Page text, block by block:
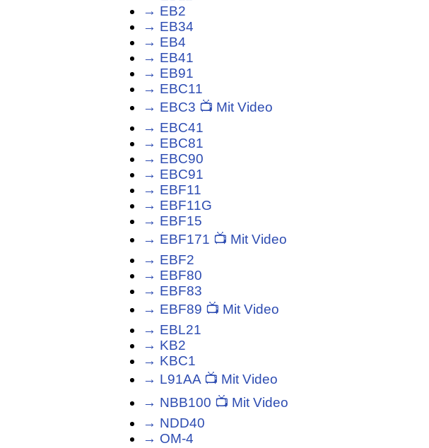
→ EB2
→ EB34
→ EB4
→ EB41
→ EB91
→ EBC11
→ EBC3 📺 Mit Video
→ EBC41
→ EBC81
→ EBC90
→ EBC91
→ EBF11
→ EBF11G
→ EBF15
→ EBF171 📺 Mit Video
→ EBF2
→ EBF80
→ EBF83
→ EBF89 📺 Mit Video
→ EBL21
→ KB2
→ KBC1
→ L91AA 📺 Mit Video
→ NBB100 📺 Mit Video
→ NDD40
→ OM-4